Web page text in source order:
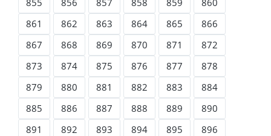
855
856 857 858 859
860
861
862 863 864 865
866
867
868 869 870 871
872
873
874 875 876 877
878
879
880 881 882 883
884
885
886 887 888 889
890
891
892 893 894 895
896